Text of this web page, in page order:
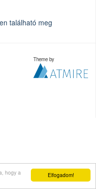
Elfogadom!
hogy a
található meg
Theme by